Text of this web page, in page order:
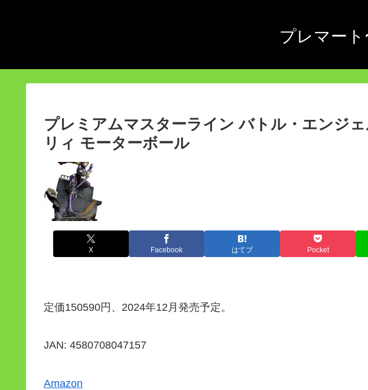
プレマー
プレミアムマスターライン バトル・エンジ
リィ モーターボール
X Facebook はてブ Pocket
定価150590円、2024年12月発売予定。
JAN: 4580708047157
Amazon